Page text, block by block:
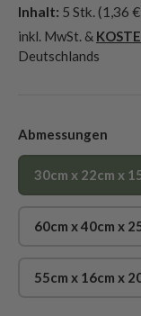
Inhalt: 5 Stk.(1,36
inkl. MwSt. &
Deutschlands
Abmessungen
30cm x 22cm x
60cm x 40cm x
55cm x 16cm x